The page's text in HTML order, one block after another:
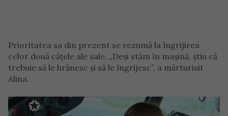
Prioritatea sa din prezent se rezumă la îngrijirea
celor două cățele ale sale. „Deși stăm în mașină, știu că
trebuie să le hrănesc și să le îngrijesc”, a mărturisit
Alina.